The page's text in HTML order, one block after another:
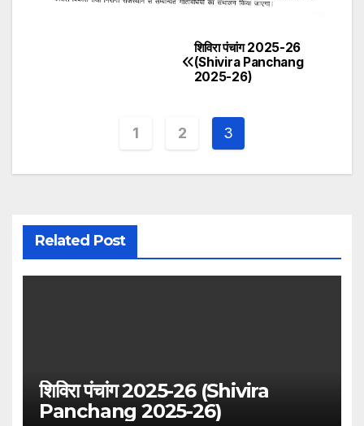
शिविरा पंचांग 2025-26
(Shivira Panchang
2025-26)
1 2 3
Related Post
शिविरा पंचांग 2025-26 (Shivira
Panchang 2025-26)